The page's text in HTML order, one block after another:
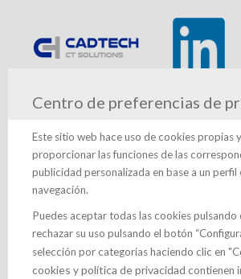
Universitát Politècnica de
Centro de preferencias de
Este sitio web hace uso de cookies propias
proporcionar las funciones de las
publicidad personalizada en base a un
navegación.
Puedes aceptar todas las cookies
rechazar su uso pulsando el botón
selección por categorías haciendo clic en
cookies ypolítica de privacidad contienen